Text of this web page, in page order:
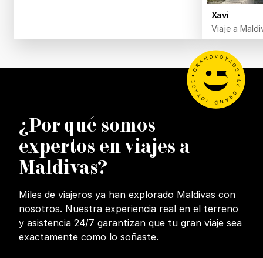
Xavi
Viaje a
¿Por qué somos
expertos en viajes a
Maldivas?
Miles de viajeros ya han explorado Maldivas con
nosotros. Nuestra experiencia real en el terreno
y asistencia 24/7 garantizan que tu gran viaje sea
exactamente como lo soñaste.